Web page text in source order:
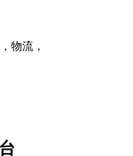
物流，